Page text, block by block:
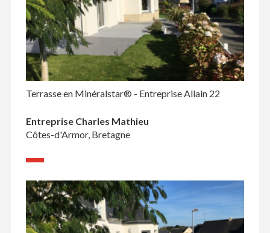
Terrasse en Minéralstar® - Entreprise Allain 22
Entreprise Charles Mathieu
Côtes-d'Armor, Bretagne